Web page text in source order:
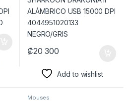
₡20 300
Add to wishlist
Mouses